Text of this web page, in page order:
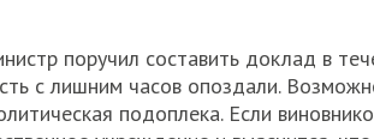
поручил составить доклад в
с лишним часов опоздали.
подоплека. Если